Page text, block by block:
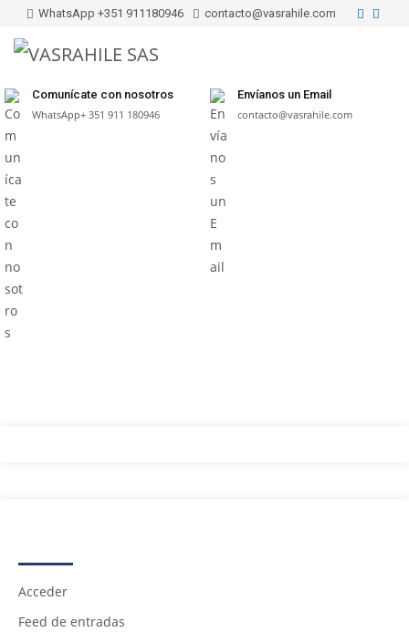
WhatsApp +351 911180946 contacto@vasrahile.com
Comunícate con nosotros
WhatsApp+ 351 911 180946
Envíanos un Email
contacto@vasrahile.com
Acceder
Feed de entradas